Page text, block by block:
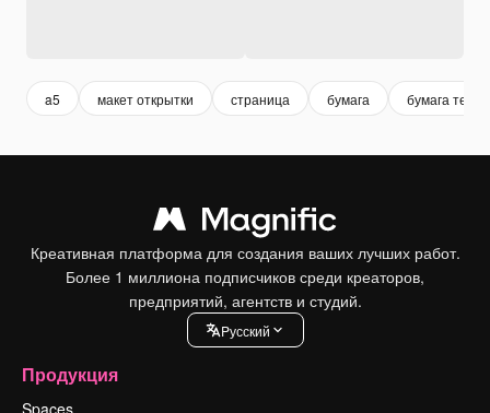
a5 макет открытки страница бумага бумага
Креативная платформа для создания ваших лучших работ.
Более 1 миллиона подписчиков среди креаторов,
предприятий, агентств и студий.
Pусский
Продукция
Spaces